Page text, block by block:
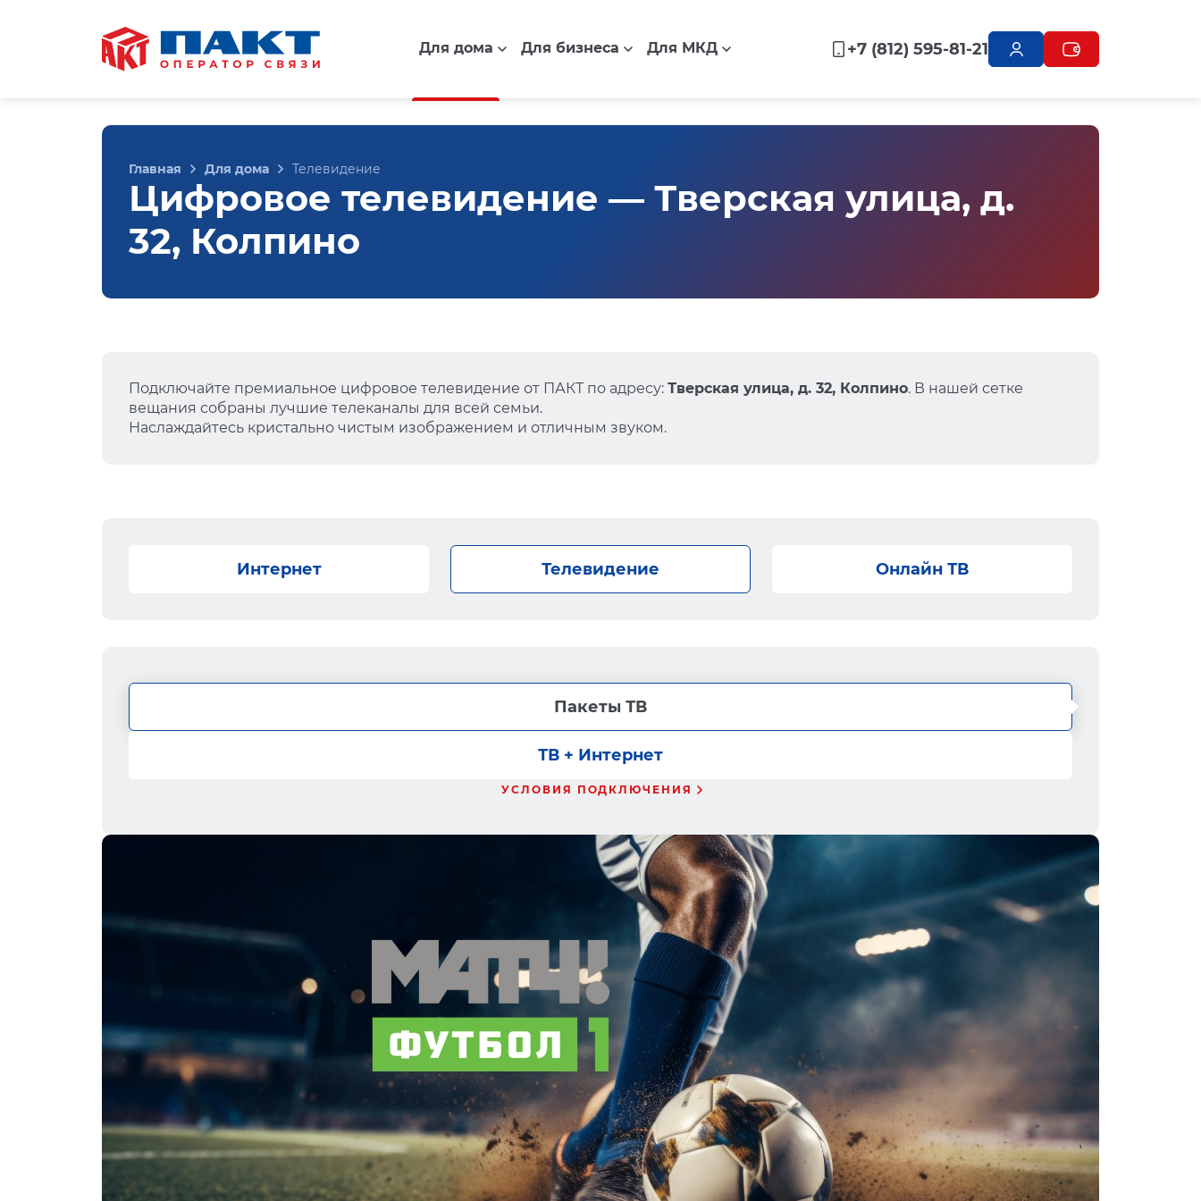
Для дома Для бизнеса Для МКД +7 (812) 595-81-21
Главная Для дома Телевидение
Цифровое телевидение — Тверская улица, д.
32, Колпино
Подключайте премиальное цифровое телевидение от ПАКТ по адресу: Тверская улица, д. 32, Колпино. В нашей сетке
вещания собраны лучшие телеканалы для всей семьи.
Наслаждайтесь кристально чистым изображением и отличным звуком.
Интернет Телевидение Онлайн ТВ
Пакеты ТВ
ТВ + Интернет
УСЛОВИЯ ПОДКЛЮЧЕНИЯ